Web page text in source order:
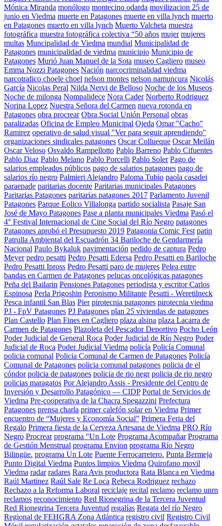
Mónica Miranda monólogo montecino odarda movilizacion 25 de
junio en Viedma muerte en Patagones muerte en villa lynch muerto
en Patagones muerto en villa lynch Muerto Valcheta muestra
fotográfica muestra fotográfica colectiva “50 años mujer mujeres
multas Muncipalidad de Viedma mundial Municipalidad de
Patagones municipalidad de viedma municipio Municipio de
Patagones Murió Juan Manuel de la Sota museo Cagliero museo
Emma Nozzi Patagones Nación narcocriminalidad viedma
narcotrafico choele choel nelson montes nelson namuncura Nicolás
García Nicolas Peral Nilda Nervi de Belloso Noche de los Museos
Noche de milonga Nompalidece Nora Cader Norberto Rodriguez
Norina Lopez Nuestra Señora del Carmen nueva rotonda en
Patagones obra procrear Obra Social Unión Personal obras
paralizadas Oficina de Empleo Municipal Ojeda Omar "Cacho"
Ramirez operativo de salud visual "Ver para seguir aprendiendo"
organizaciones sindicales patagones Oscar Collueque Oscar Meilán
Oscar Veloso Osvaldo Rampellotto Pablo Barreno Pablo Cifuentes
Pablo Diaz Pablo Melano Pablo Porcelli Pablo Soler Pago de
salarios empleados públicos pago de salarios patagones pago de
salarios río negro Palmieri Alejandro Paloma Tubio paola casadei
paraepade paritarias docente Paritarias municipales Patagones
Paritarias Patagones paritarias patagones 2017 Parlamento Juvenil
Patagones Parque Eolico Villalonga partido socialista Pasaje San
José de Mayo Patagones Pase a planta municipales Viedma Pasó el
4° Festival Internacional de Cine Social del Río Negro patagones
Patagones aprobó el Presupuesto 2019 Patagonia Comic Fest patin
Patrulla Ambiental del Escuadrón 34 Bariloche de Gendarmería
Nacional Paulo Bykaluk pavimentación pedido de captura Pedro
Meyer pedro pesatti Pedro Pesatti Edersa Pedro Pesatti en Bariloche
Pedro Pesatti Ipross Pedro Pesatti paro de mujeres Pelea entre
bandas en Carmen de Patagones pelucas oncológicas patagones
Peña del Bailarin Pensiones Patagones periodista y escritor Carlos
Espinosa Perla Prigoshin Peronismo Militante Pesatti - Weretilneck
Pesca infantil San Blas Pier pirotecnia patagones pirotecnia viedma
PJ - FpV Patagones PJ Patagones plan 25 viviendas de patagones
Plan Castello Plan Fines en Cagliero plaza alsina plaza Lacarra de
Carmen de Patagones Plazoleta del Pescador Deportivo Pocho León
Poder Judicial de General Roca Poder Judicial de Río Negro Poder
Judicial de Roca Poder Judicial Viedma policía Policía Comunal
policia comunal Policia Comunal de Carmen de Patagones Policía
Comunal de Patagones policia comunal patagones policia de el
cóndor policia de patagones policia de rio negr policia de rio negro
policias maragatos Por Alejandro Assis - Presidente del Centro de
Inversión y Desarrollo Patagónico — CIDP Portal de Servicios de
Viedma Pre-cooperativa de la Chacra Spegazzini Prefectura
Patagones prensa charla primer calefón solar en Viedma Primer
encuentro de “Mujeres y Economía Social” Primera Feria del
Regalo Primera fiesta de la Cerveza Artesana de Viedma PRO Río
Negro Procrear programa "Un Lote Programa Acompañar Programa
de Gestión Menstrual programa Envion programa Río Negro
Bilingüe. programa Un Lote Puente Ferrocarretero. Punta Bermeja
Punto Digital Viedma Puntos limpios Viedma Quirofano movil
Viedma radar radares Rara Avis productora Rata Blanca en Viedma
Raúl Martinez Raúl Sale Re Loca Rebeca Rodriguez rechazo
Rechazo a la Reforma Laboral reciclaje recital reclamo reclamo unrn
reclamos reconocimiento Red Rionegrina de la Tercera Juventud
Red Rionegrina Tercera Juventud regalías Regata del río Negro
Regional de FEHGRA Zona Atlántica registro civil Registro Civil